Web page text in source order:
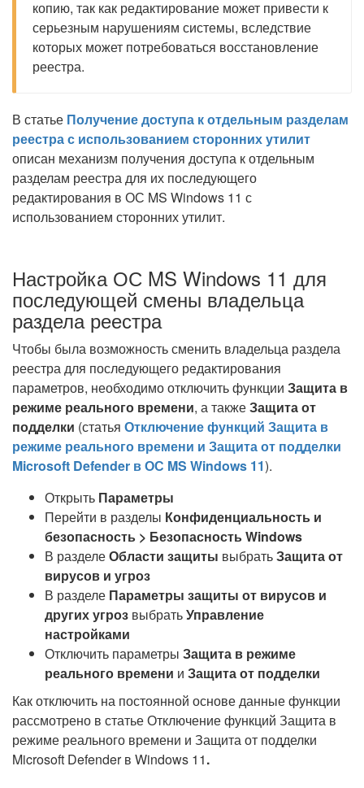
копию, так как редактирование может привести к
серьезным нарушениям системы, вследствие
которых может потребоваться восстановление
реестра.
В статье Получение доступа к отдельным разделам
реестра с использованием сторонних утилит
описан механизм получения доступа к отдельным
разделам реестра для их последующего
редактирования в ОС MS Windows 11 с
использованием сторонних утилит.
Настройка ОС MS Windows 11 для
последующей смены владельца
раздела реестра
Чтобы была возможность сменить владельца раздела
реестра для последующего редактирования
параметров, необходимо отключить функции Защита в
режиме реального времени, а такжеЗащита от
подделки (статья Отключение функций Защита в
режиме реального времени и Защита от подделки
Microsoft Defender в ОС MS Windows 11).
Открыть Параметры
Перейти в разделы Конфиденциальность и
безопасность > Безопасность Windows
В разделеОбласти защиты выбратьЗащита от
вирусов и угроз
В разделе Параметры защиты от вирусов и
других угроз выбратьУправление
настройками
Отключить параметры Защита в режиме
реального времени и Защита от подделки
Как отключить на постоянной основе данные функции
рассмотрено в статье Отключение функций Защита в
режиме реального времени и Защита от подделки
Microsoft Defender в Windows 11.